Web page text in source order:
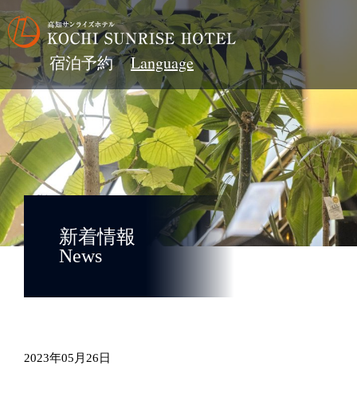
宿泊予約
新着情報
News
2023年05月26日